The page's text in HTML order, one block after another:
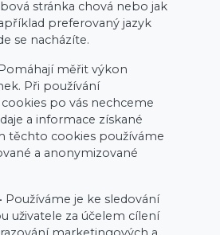
stránka chová nebo jak
preferovaný jazyk
se nacházíte.
Pomáhají měřit výkon
Při používání
po vás nechceme
a informace získané
těchto cookies používáme
a anonymizované
Používáme je ke sledování
uživatele za účelem cílení